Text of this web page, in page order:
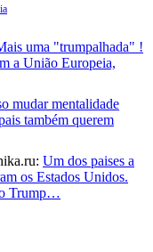
uma "trumpalhada" !
a União Europeia,
mudar mentalidade
também querem
Um dos paises a
os Estados Unidos.
Trump…